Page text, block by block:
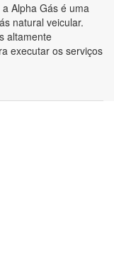
Alpha Gás é uma
natural veicular.
altamente
executar os serviços